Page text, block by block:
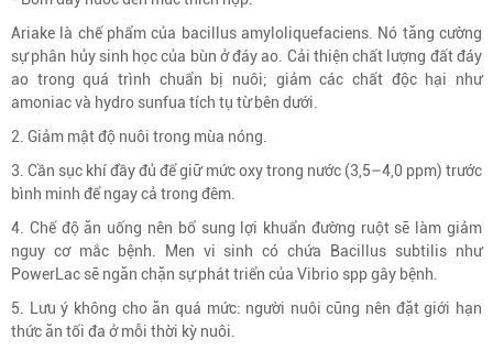
Ariake là chế phẩm của bacillus amyloliquefaciens. Nó tăng cường
sự phân hủy sinh học của bùn ở đáy ao. Cải thiện chất lượng đất đáy
ao trong quá trình chuẩn bị nuôi; giảm các chất độc hại như
amoniac và hydro sunfua tích tụ từ bên dưới.
2. Giảm mật độ nuôi trong mùa nóng.
3. Cần sục khí đầy đủ để giữ mức oxy trong nước (3,5–4,0 ppm) trước
bình minh để ngay cả trong đêm.
4. Chế độ ăn uống nên bổ sung lợi khuẩn đường ruột sẽ làm giảm
nguy cơ mắc bệnh. Men vi sinh có chứa Bacillus subtilis như
PowerLac sẽ ngăn chặn sự phát triển của Vibrio spp gây bệnh.
5. Lưu ý không cho ăn quá mức: người nuôi cũng nên đặt giới hạn
thức ăn tối đa ở mỗi thời kỳ nuôi.